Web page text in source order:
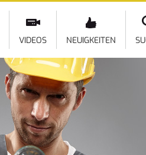
VIDEOS NEUIGKEITEN